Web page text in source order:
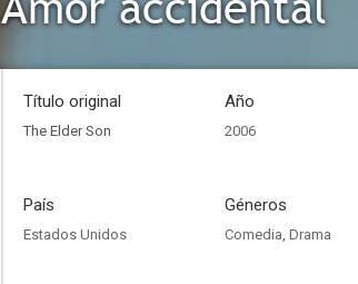
Título original
The Elder Son
Año
2006
País
Estados Unidos
Géneros
Comedia, Drama